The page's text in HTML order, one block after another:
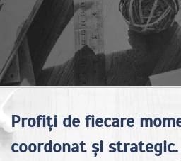
Profiți de fiecare
coordonat și strategic.